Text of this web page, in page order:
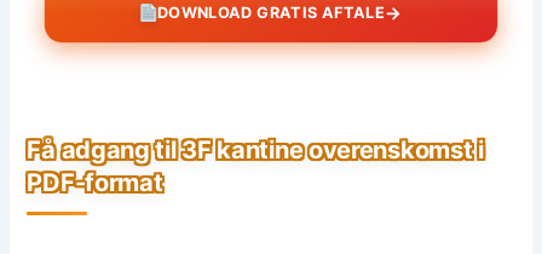
DOWNLOAD GRATIS AFTALE→
Få adgang til 3F kantine overenskomst i
PDF-format